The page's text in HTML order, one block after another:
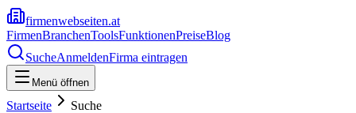
firmenwebseiten.at
FirmenBranchenToolsFunktionenPreiseBlog
SucheAnmeldenFirma eintragen
Menü öffnen
Startseite Suche